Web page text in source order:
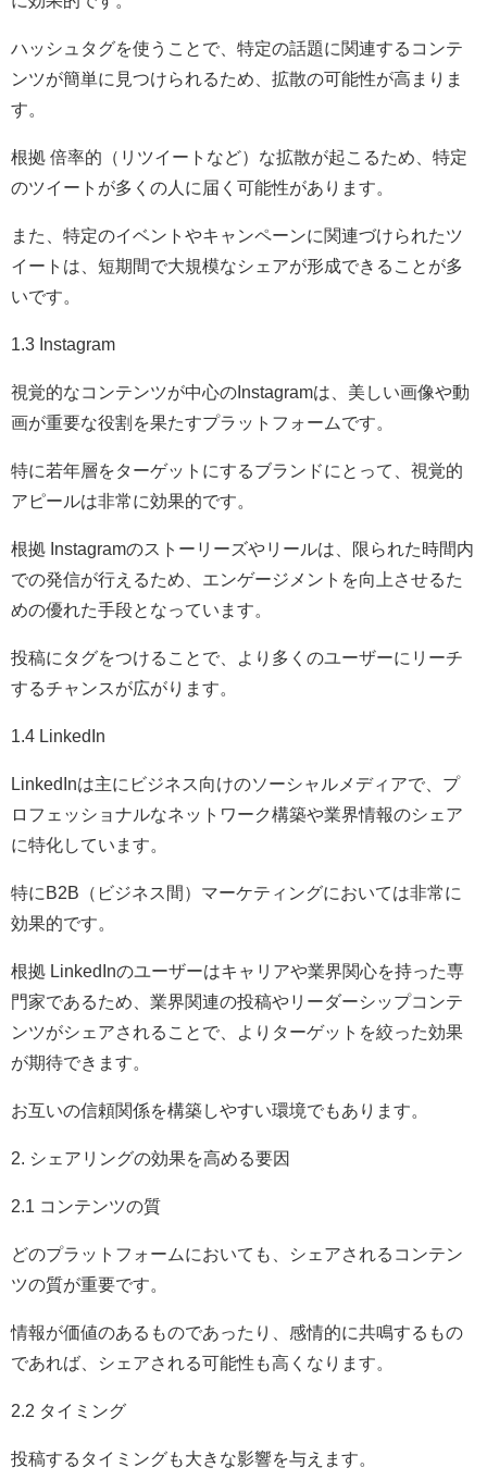
ハッシュタグを使うことで、特定の話題に関連するコンテ
ンツが簡単に見つけられるため、拡散の可能性が高まりま
す。
根拠 倍率的（リツイートなど）な拡散が起こるため、特定
のツイートが多くの人に届く可能性があります。
また、特定のイベントやキャンペーンに関連づけられたツ
イートは、短期間で大規模なシェアが形成できることが多
いです。
1.3 Instagram
視覚的なコンテンツが中心のInstagramは、美しい画像や動
画が重要な役割を果たすプラットフォームです。
特に若年層をターゲットにするブランドにとって、視覚的
アピールは非常に効果的です。
根拠 Instagramのストーリーズやリールは、限られた時間内
での発信が行えるため、エンゲージメントを向上させるた
めの優れた手段となっています。
投稿にタグをつけることで、より多くのユーザーにリーチ
するチャンスが広がります。
1.4 LinkedIn
LinkedInは主にビジネス向けのソーシャルメディアで、プ
ロフェッショナルなネットワーク構築や業界情報のシェア
に特化しています。
特にB2B（ビジネス間）マーケティングにおいては非常に
効果的です。
根拠 LinkedInのユーザーはキャリアや業界関心を持った専
門家であるため、業界関連の投稿やリーダーシップコンテ
ンツがシェアされることで、よりターゲットを絞った効果
が期待できます。
お互いの信頼関係を構築しやすい環境でもあります。
2. シェアリングの効果を高める要因
2.1 コンテンツの質
どのプラットフォームにおいても、シェアされるコンテン
ツの質が重要です。
情報が価値のあるものであったり、感情的に共鳴するもの
であれば、シェアされる可能性も高くなります。
2.2 タイミング
投稿するタイミングも大きな影響を与えます。